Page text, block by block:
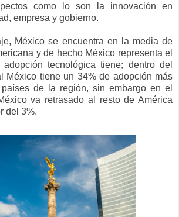
como lo son la innovación en
empresa y gobierno.
México se encuentra en la media de
y de hecho México representa el
tecnológica tiene; dentro del
México tiene un 34% de adopción más
de la región, sin embargo en el
va retrasado al resto de América
del 3%.